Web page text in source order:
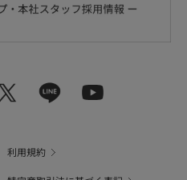
利用規約